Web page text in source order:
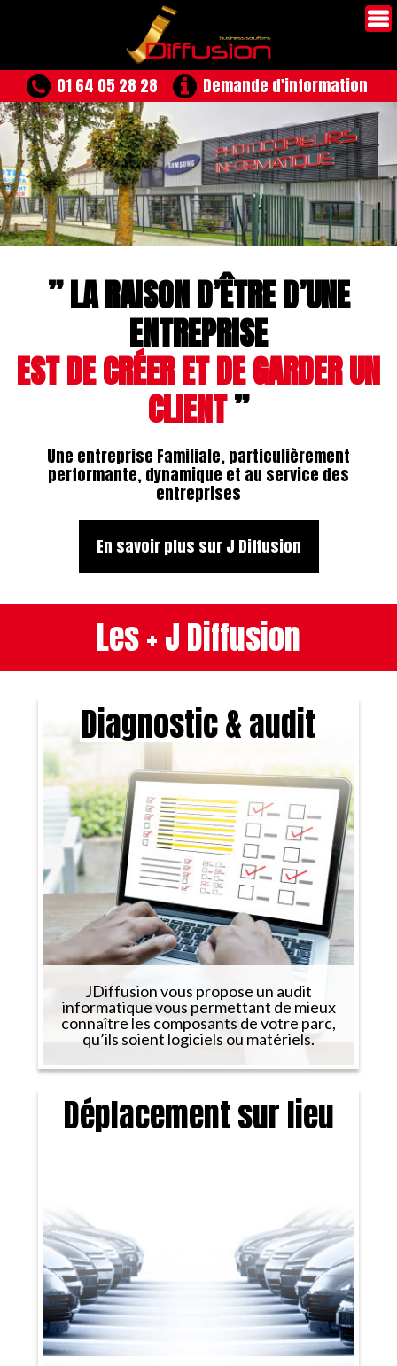
01 64 05 28 28 Demande d'information
” LA RAISON D’ÊTRE D’UNE
ENTREPRISE
EST DE CRÉER ET DE GARDER UN
CLIENT”
Une entreprise Familiale, particulièrement
performante, dynamique et au service des
entreprises
En savoir plus sur J Diffusion
Les + J Diffusion
Diagnostic & audit
JDiffusion vous propose un audit
informatique vous permettant de mieux
connaître les composants de votre parc,
qu’ils soient logiciels ou matériels.
Déplacement sur lieu